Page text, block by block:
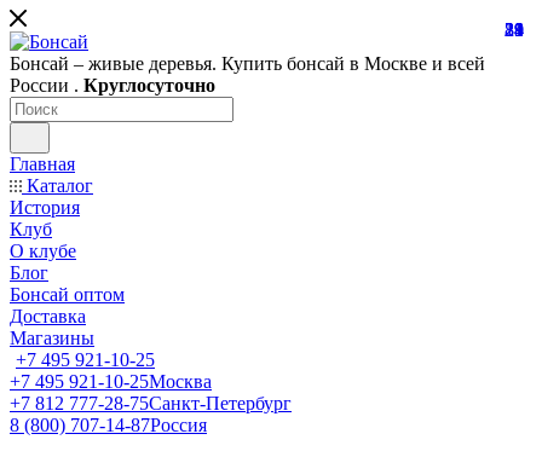
Бонсай – живые деревья. Купить бонсай в Москве и всей
России . Круглосуточно
Главная
Каталог
История
Клуб
О клубе
Блог
Бонсай оптом
Доставка
Магазины
+7 495 921-10-25
+7 495 921-10-25Москва
+7 812 777-28-75Санкт-Петербург
8 (800) 707-14-87Россия
81
19
28
21
1
24
39